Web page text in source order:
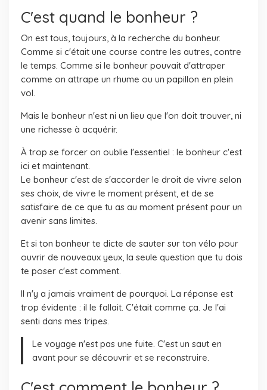
C'est quand le bonheur ?
On est tous, toujours, à la recherche du bonheur.
Comme si c'était une course contre les autres, contre
le temps. Comme si le bonheur pouvait d'attraper
comme on attrape un rhume ou un papillon en plein
vol.
Mais le bonheur n'est ni un lieu que l'on doit trouver, ni
une richesse à acquérir.
À trop se forcer on oublie l'essentiel : le bonheur c'est
ici et maintenant.
Le bonheur c'est de s'accorder le droit de vivre selon
ses choix, de vivre le moment présent, et de se
satisfaire de ce que tu as au moment présent pour un
avenir sans limites.
Et si ton bonheur te dicte de sauter sur ton vélo pour
ouvrir de nouveaux yeux, la seule question que tu dois
te poser c'est comment.
Il n'y a jamais vraiment de pourquoi. La réponse est
trop évidente : il le fallait. C'était comme ça. Je l'ai
senti dans mes tripes.
Le voyage n'est pas une fuite. C'est un saut en
avant pour se découvrir et se reconstruire.